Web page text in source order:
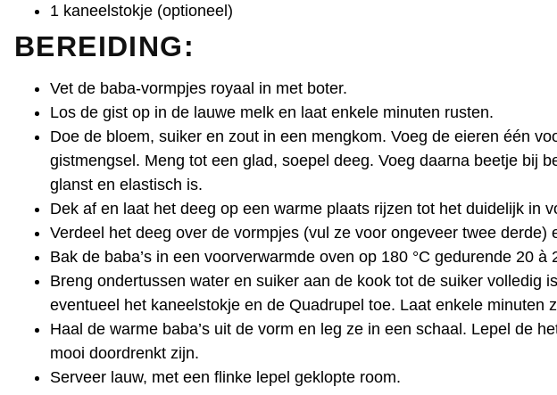
1 kaneelstokje (optioneel)
BEREIDING:
Vet de baba-vormpjes royaal in met boter.
Los de gist op in de lauwe melk en laat enkele minuten rusten.
Doe de bloem, suiker en zout in een mengkom. Voeg de eieren één
gistmengsel. Meng tot een glad, soepel deeg. Voeg daarna beetje bij
glanst en elastisch is.
Dek af en laat het deeg op een warme plaats rijzen tot het duidelijk in
Verdeel het deeg over de vormpjes (vul ze voor ongeveer twee derde)
Bak de baba’s in een voorverwarmde oven op 180 °C gedurende 20
Breng ondertussen water en suiker aan de kook tot de suiker volledig
eventueel het kaneelstokje en de Quadrupel toe. Laat enkele minuten
Haal de warme baba’s uit de vorm en leg ze in een schaal. Lepel de
mooi doordrenkt zijn.
Serveer lauw, met een flinke lepel geklopte room.